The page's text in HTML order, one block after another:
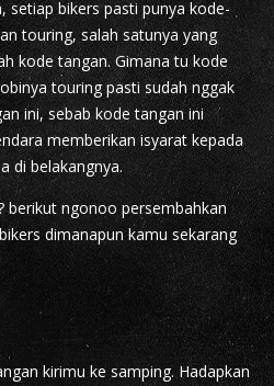
setiap bikers pasti punya kode-
touring, salah satunya yang
kode tangan. Gimana tu kode
touring pasti sudah nggak
ini, sebab kode tangan ini
memberikan isyarat kepada
di belakangnya.
berikut ngonoo persembahkan
dimanapun kamu sekarang
kirimu ke samping. Hadapkan